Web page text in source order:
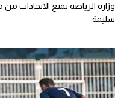
وزارة الرياضة تمنع الاتحادات
سليمة